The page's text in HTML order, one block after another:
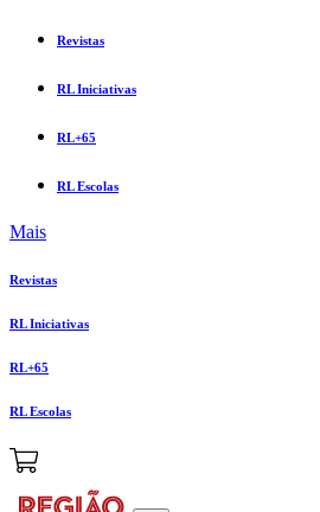
Revistas
RL Iniciativas
RL+65
RL Escolas
Mais
Revistas
RL Iniciativas
RL+65
RL Escolas